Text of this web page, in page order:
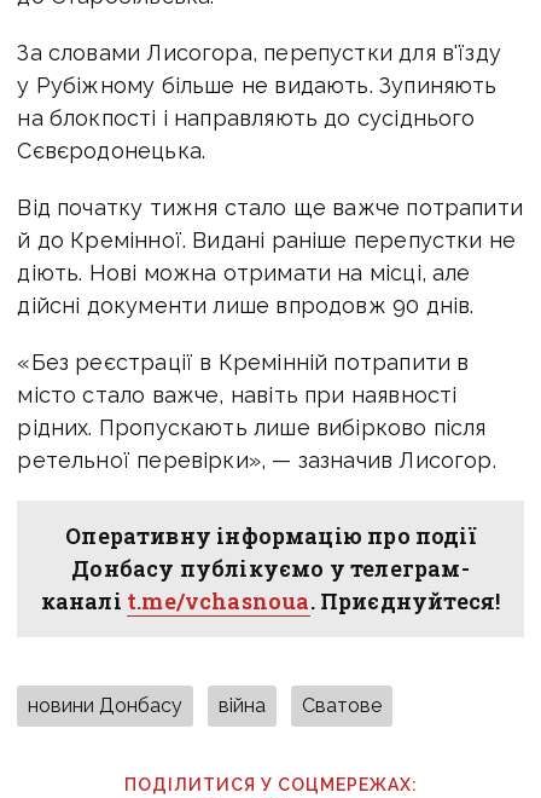
За словами Лисогора, перепустки для в'їзду
у Рубіжному більше не видають. Зупиняють
на блокпості і направляють до сусіднього
Сєвєродонецька.
Від початку тижня стало ще важче потрапити
й до Кремінної. Видані раніше перепустки не
діють. Нові можна отримати на місці, але
дійсні документи лише впродовж 90 днів.
«Без реєстрації в Кремінній потрапити в
місто стало важче, навіть при наявності
рідних. Пропускають лише вибірково після
ретельної перевірки», — зазначив Лисогор.
Оперативну інформацію про події
Донбасу публікуємо у телеграм-
каналі t.me/vchasnoua. Приєднуйтеся!
новини Донбасу війна Сватове
ПОДІЛИТИСЯ У СОЦМЕРЕЖАХ: